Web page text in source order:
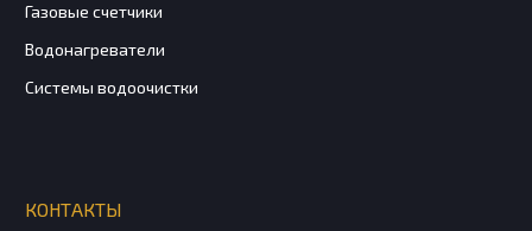
Газовые счетчики
Водонагреватели
Системы водоочистки
КОНТАКТЫ